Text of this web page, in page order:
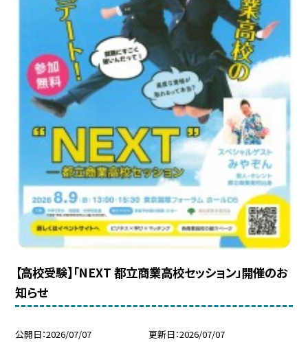
【高校受験】「NEXT 都立商業高校セッション」開催のお
知らせ
公開日 2026/07/07 更新日 2026/07/07